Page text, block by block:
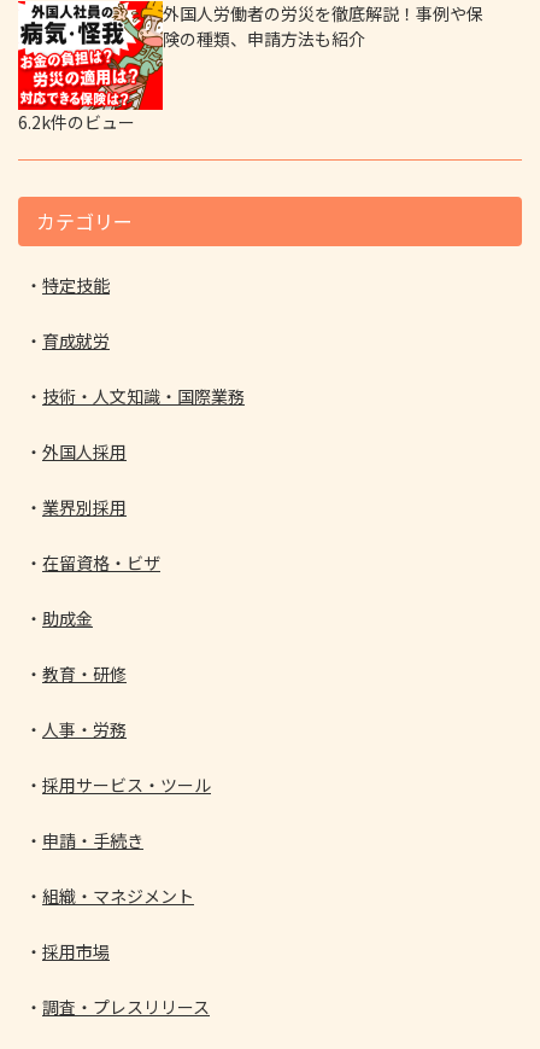
外国人労働者の労災を徹底解説！事例や保
険の種類、申請方法も紹介
6.2k件のビュー
カテゴリー
特定技能
育成就労
技術・人文知識・国際業務
外国人採用
業界別採用
在留資格・ビザ
助成金
教育・研修
人事・労務
採用サービス・ツール
申請・手続き
組織・マネジメント
採用市場
調査・プレスリリース